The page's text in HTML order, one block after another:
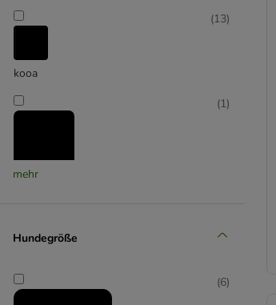
kooa
(13)
(1)
mehr
Hundegröße
(6)